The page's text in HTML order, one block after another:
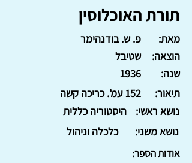
תורת האוכלוסין
פ. ש. בודנהימר
מאת:
שטיבל
הוצאה:
1936
שנה:
152 עמ'. כריכה קשה
תיאור:
היסטוריה כללית
נושא ראשי:
כלכלה וניהול
נושא משני:
אודות הספר: